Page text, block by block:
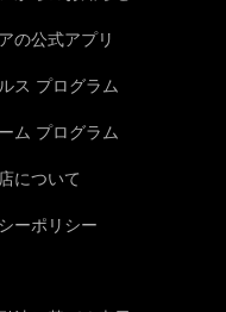
の公式アプリ
ス プログラム
ム プログラム
について
ーポリシー